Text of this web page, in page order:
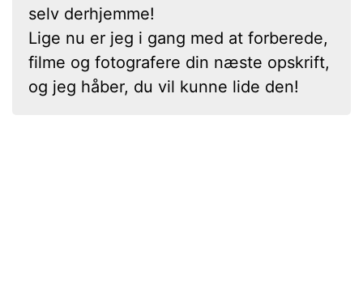
selv derhjemme!
Lige nu er jeg i gang med at forberede,
filme og fotografere din næste opskrift,
og jeg håber, du vil kunne lide den!